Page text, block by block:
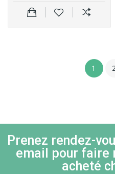
1
Prenez rendez-
email pour faire
acheté